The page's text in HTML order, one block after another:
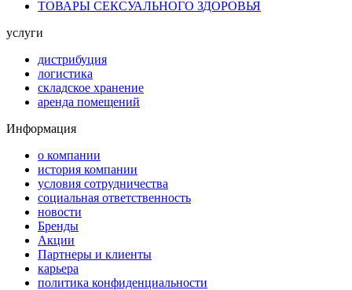
ТОВАРЫ СЕКСУАЛЬНОГО ЗДОРОВЬЯ
услуги
дистрибуция
логистика
складское хранение
аренда помещений
Информация
о компании
история компании
условия сотрудничества
социальная ответственность
новости
Бренды
Акции
Партнеры и клиенты
карьера
политика конфиденциальности